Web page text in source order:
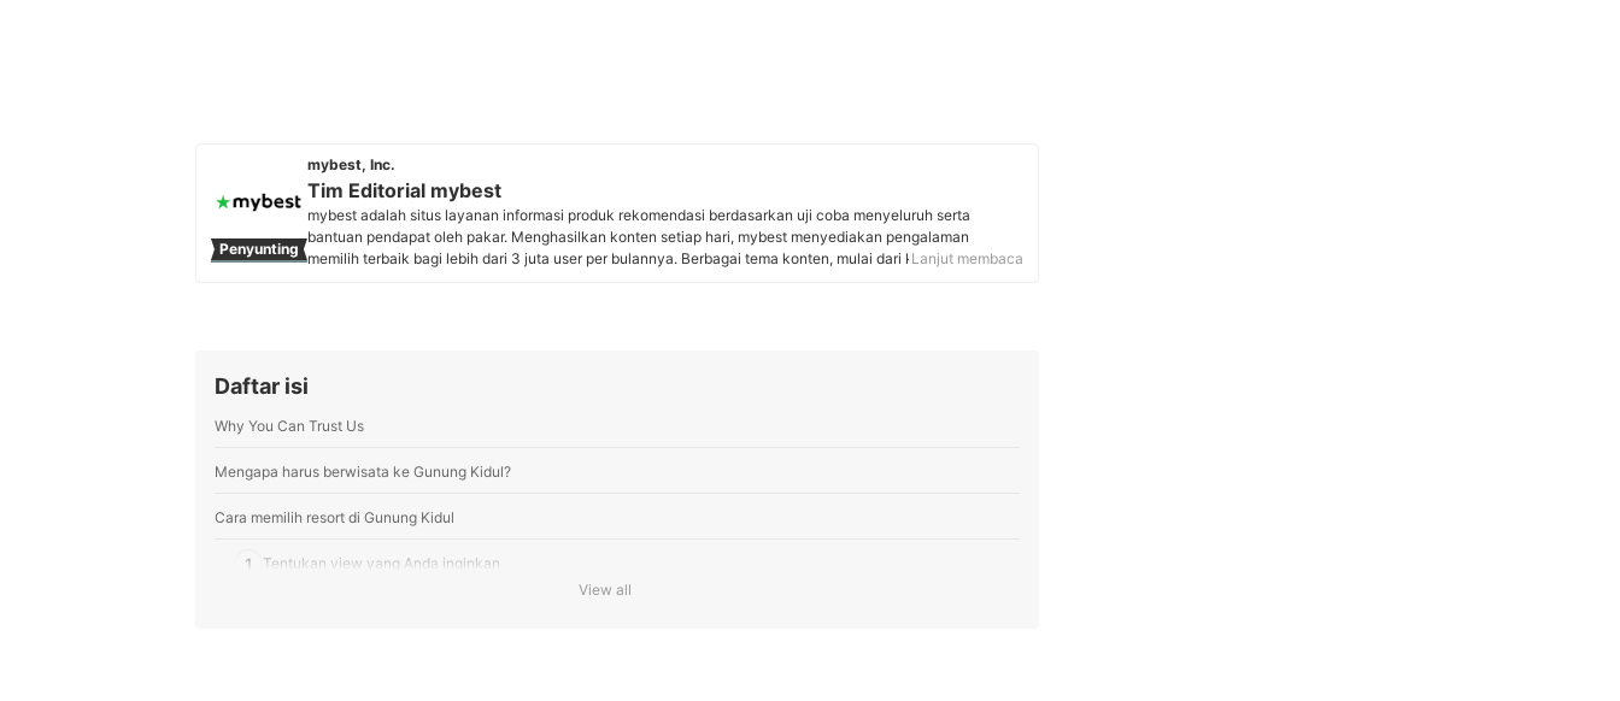
Penyunting
mybest, Inc.
Tim Editorial mybest
mybest adalah situs layanan informasi produk rekomendasi berdasarkan uji coba menyeluruh serta
bantuan pendapat oleh pakar. Menghasilkan konten setiap hari, mybest menyediakan pengalaman
memilih terbaik bagi lebih dari 3 juta user per bulannya. Berbagai tema konten, mulai dari kosmetik,
Lanjut membaca
Daftar isi
Why You Can Trust Us
Mengapa harus berwisata ke Gunung Kidul?
Cara memilih resort di Gunung Kidul
1 Tentukan view yang Anda inginkan
View all